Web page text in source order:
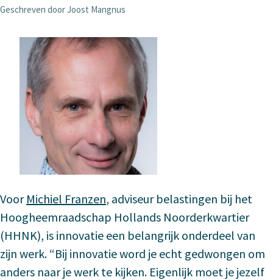
Geschreven door Joost Mangnus
Voor Michiel Franzen, adviseur belastingen bij het
Hoogheemraadschap Hollands Noorderkwartier
(HHNK), is innovatie een belangrijk onderdeel van
zijn werk. “Bij innovatie word je echt gedwongen om
anders naar je werk te kijken. Eigenlijk moet je jezelf